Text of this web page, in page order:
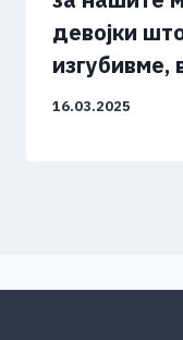
девојки
изгубивме,
16.03.2025